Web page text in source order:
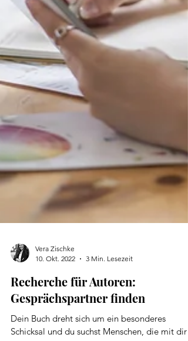
10. Okt. 2022
3 Min. Lesezeit
Recherche für Autoren:
Gesprächspartner finden
Dein Buch dreht sich um ein besonderes